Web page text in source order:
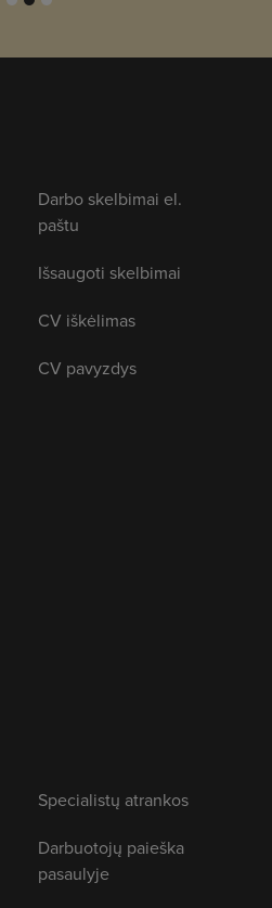
Darbo skelbimai el.
paštu
Išsaugoti skelbimai
CV iškėlimas
CV pavyzdys
Specialistų atrankos
Darbuotojų paieška
pasaulyje